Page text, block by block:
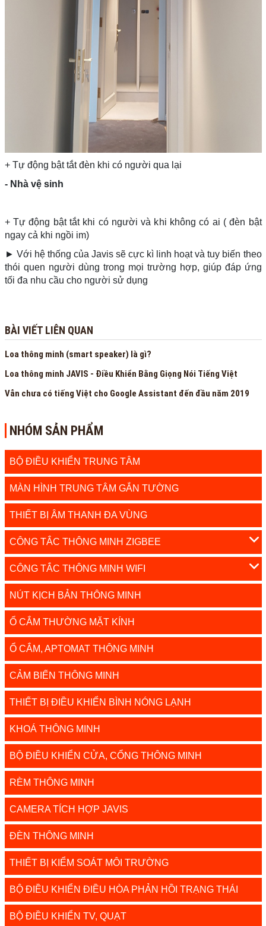
+ Tự động bật tắt đèn khi có người qua lại
- Nhà vệ sinh
+ Tự động bật tắt khi có người và khi không có ai ( đèn bật
ngay cả khi ngồi im)
► Với hệ thống của Javis sẽ cực kì linh hoạt và tuy biến theo
thói quen người dùng trong mọi trường hợp, giúp đáp ứng
tối đa nhu cầu cho người sử dụng
BÀI VIẾT LIÊN QUAN
Loa thông minh (smart speaker) là gì?
Loa thông minh JAVIS - Điều Khiển Bằng Giọng Nói Tiếng Việt
Vẫn chưa có tiếng Việt cho Google Assistant đến đầu năm 2019
NHÓM SẢN PHẨM
BỘ ĐIỀU KHIỂN TRUNG TÂM
MÀN HÌNH TRUNG TÂM GẮN TƯỜNG
THIẾT BỊ ÂM THANH ĐA VÙNG
CÔNG TẮC THÔNG MINH ZIGBEE
CÔNG TẮC THÔNG MINH WIFI
NÚT KỊCH BẢN THÔNG MINH
Ổ CẮM THƯỜNG MẶT KÍNH
Ổ CẮM, APTOMAT THÔNG MINH
CẢM BIẾN THÔNG MINH
THIẾT BỊ ĐIỀU KHIỂN BÌNH NÓNG LẠNH
KHOÁ THÔNG MINH
BỘ ĐIỀU KHIỂN CỬA, CỔNG THÔNG MINH
RÈM THÔNG MINH
CAMERA TÍCH HỢP JAVIS
ĐÈN THÔNG MINH
THIẾT BỊ KIỂM SOÁT MÔI TRƯỜNG
BỘ ĐIỀU KHIỂN ĐIỀU HÒA PHẢN HỒI TRẠNG THÁI
BỘ ĐIỀU KHIỂN TV, QUẠT